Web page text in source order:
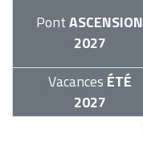
PontASCENSION
2027
Vacances ÉTÉ
2027